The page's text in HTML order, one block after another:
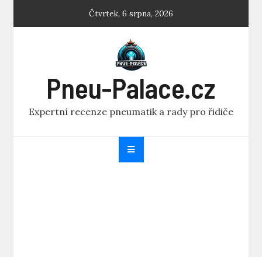
Čtvrtek, 6 srpna, 2026
Pneu-Palace.cz
Expertní recenze pneumatik a rady pro řidiče